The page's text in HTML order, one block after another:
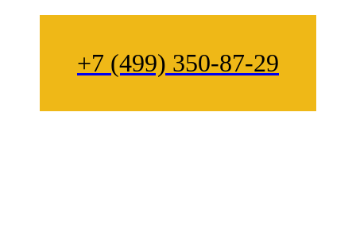
+7 (499) 350-87-29